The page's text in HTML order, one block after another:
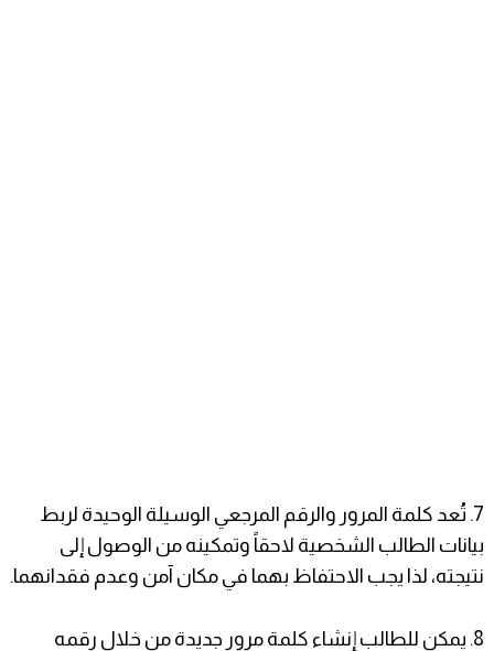
7. ​تُعد كلمة المرور والرقم المرجعي الوسيلة الوحيدة لربط
بيانات الطالب الشخصية لاحقاً وتمكينه من الوصول إلى
نتيجته، لذا يجب الاحتفاظ بهما في مكان آمن وعدم فقدانهما.
8. ​يمكن للطالب إنشاء كلمة مرور جديدة من خلال رقمه